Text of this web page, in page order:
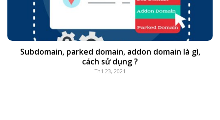
Subdomain, parked domain, addon domain là gì,
cách sử dụng ?
Th1 23, 2021